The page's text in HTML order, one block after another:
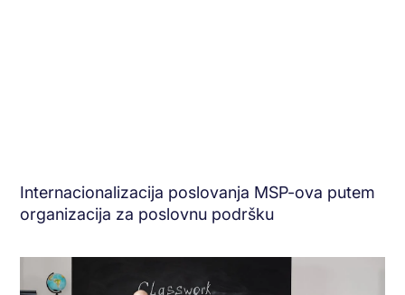
Internacionalizacija poslovanja MSP-ova putem
organizacija za poslovnu podršku